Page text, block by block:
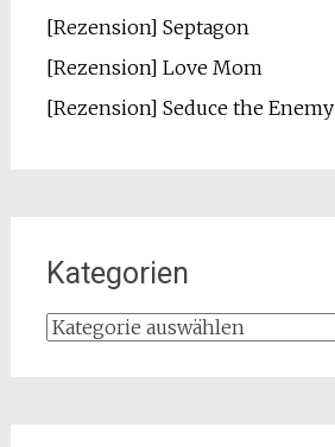
[Rezension] Septagon
[Rezension] Love Mom
[Rezension] Seduce the Enemy
Kategorien
Kategorien